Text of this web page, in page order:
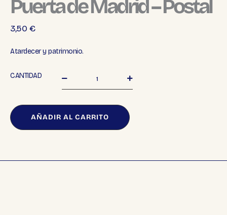
Puerta de Madrid – Postal
3,50 €
Atardecer y patrimonio.
CANTIDAD
-
Postal
AÑADIR AL CARRITO